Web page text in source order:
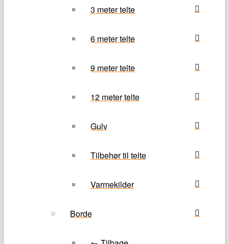
3 meter telte
6 meter telte
9 meter telte
12 meter telte
Gulv
Tilbehør til telte
Varmekilder
Borde